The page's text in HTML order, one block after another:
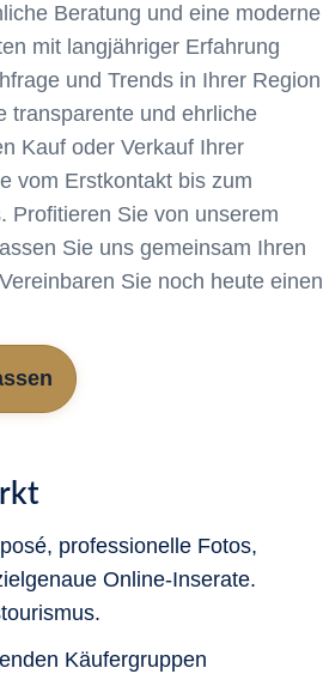
Beratung und eine moderne
mit langjähriger Erfahrung
und Trends in Ihrer Region
transparente und ehrliche
Kauf oder Verkauf Ihrer
vom Erstkontakt bis zum
Profitieren Sie von unserem
Sie uns gemeinsam Ihren
Sie noch heute einen
professionelle Fotos,
Online-Inserate.
Käufergruppen